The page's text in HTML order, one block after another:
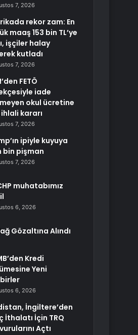
7, 2026
rekor zam: En
maaş 153 bin TL’ye
işçiler halay
kutladı
7, 2026
FETÖ
iade
okul ücretine
kararı
7, 2026
ipiyle kuyuya
bin pişman
7, 2026
muhatabımız
6, 2026
Gözaltına Alındı
Kredi
Yeni
6, 2026
İngiltere’den
İthalatı İçin TRQ
Açtı